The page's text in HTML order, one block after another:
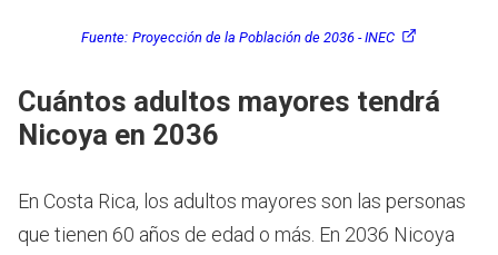
Fuente: Proyección de la Población de 2036 - INEC
Cuántos adultos mayores tendrá
Nicoya en 2036
En Costa Rica, los adultos mayores son las personas
que tienen 60 años de edad o más. En 2036 Nicoya